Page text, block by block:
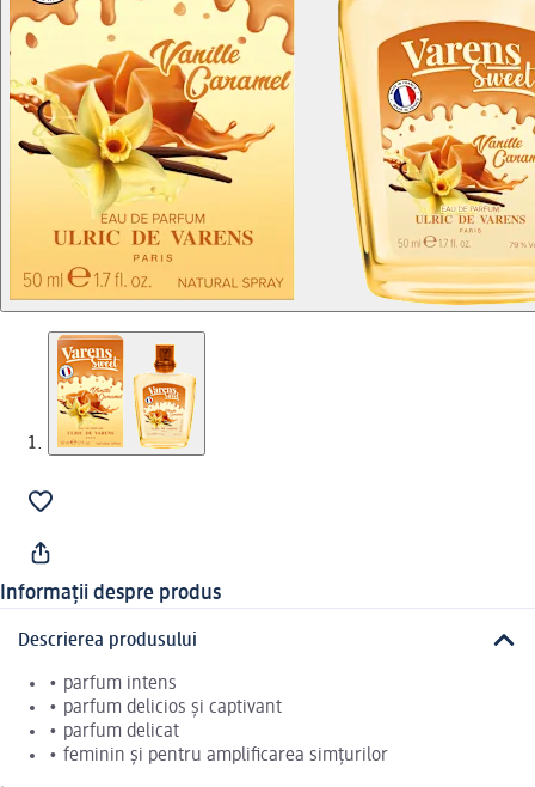
Informații despre produs
Descrierea produsului
• parfum intens
• parfum delicios și captivant
• parfum delicat
• feminin și pentru amplificarea simțurilor